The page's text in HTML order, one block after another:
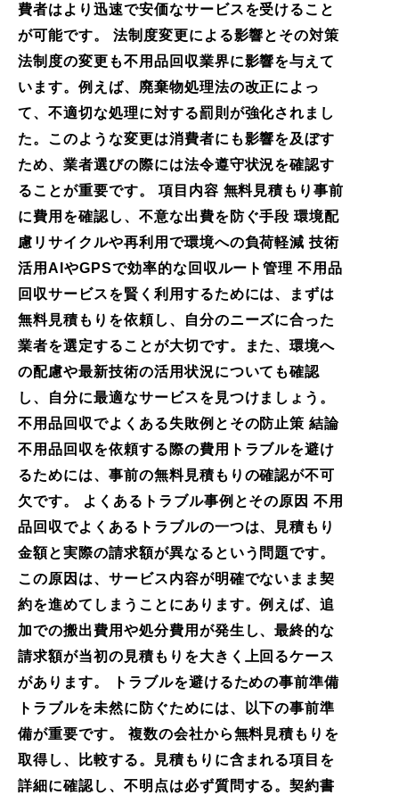
費者はより迅速で安価なサービスを受けること
が可能です。 法制度変更による影響とその対策
法制度の変更も不用品回収業界に影響を与えて
います。例えば、廃棄物処理法の改正によっ
て、不適切な処理に対する罰則が強化されまし
た。このような変更は消費者にも影響を及ぼす
ため、業者選びの際には法令遵守状況を確認す
ることが重要です。 項目内容 無料見積もり事前
に費用を確認し、不意な出費を防ぐ手段 環境配
慮リサイクルや再利用で環境への負荷軽減 技術
活用AIやGPSで効率的な回収ルート管理 不用品
回収サービスを賢く利用するためには、まずは
無料見積もりを依頼し、自分のニーズに合った
業者を選定することが大切です。また、環境へ
の配慮や最新技術の活用状況についても確認
し、自分に最適なサービスを見つけましょう。
不用品回収でよくある失敗例とその防止策 結論
不用品回収を依頼する際の費用トラブルを避け
るためには、事前の無料見積もりの確認が不可
欠です。 よくあるトラブル事例とその原因 不用
品回収でよくあるトラブルの一つは、見積もり
金額と実際の請求額が異なるという問題です。
この原因は、サービス内容が明確でないまま契
約を進めてしまうことにあります。例えば、追
加での搬出費用や処分費用が発生し、最終的な
請求額が当初の見積もりを大きく上回るケース
があります。 トラブルを避けるための事前準備
トラブルを未然に防ぐためには、以下の事前準
備が重要です。 複数の会社から無料見積もりを
取得し、比較する。見積もりに含まれる項目を
詳細に確認し、不明点は必ず質問する。契約書